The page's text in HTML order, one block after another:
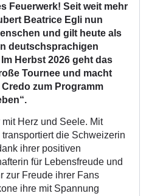
Feuerwerk! Seit weit mehr
Beatrice Egli nun
und gilt heute als
deutschsprachigen
Herbst 2026 geht das
Tournee und macht
zum Programm
Herz und Seele. Mit
die Schweizerin
ihrer positiven
für Lebensfreude und
zur Freude ihrer Fans
ihre mit Spannung